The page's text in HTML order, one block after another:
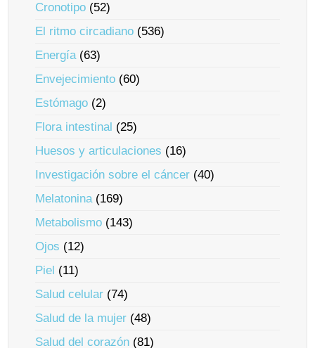
Cronotipo (52)
El ritmo circadiano (536)
Energía(63)
Envejecimiento (60)
Estómago (2)
Flora intestinal (25)
Huesos y articulaciones (16)
Investigación sobre el cáncer (40)
Melatonina(169)
Metabolismo (143)
Ojos (12)
Piel (11)
Salud celular (74)
Salud de la mujer (48)
Salud del corazón (81)